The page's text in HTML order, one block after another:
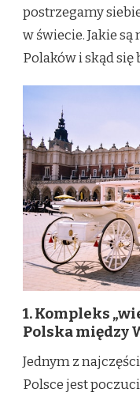
postrzegamy
w świecie. Jakie
Polaków i skąd się
1. Kompleks
Polska między
Jednym z
Polsce jest